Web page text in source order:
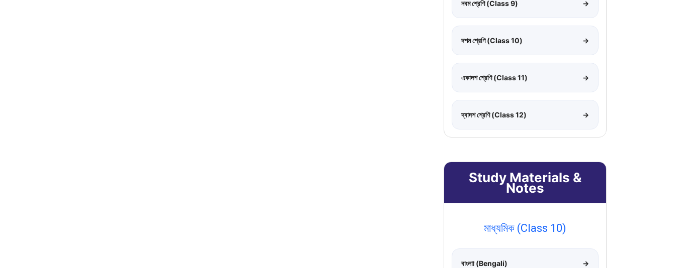
নবম শ্রেণি (Class 9) →
দশম শ্রেণি (Class 10) →
একাদশ শ্রেণি (Class 11) →
দ্বাদশ শ্রেণি (Class 12) →
Study Materials &
Notes
মাধ্যমিক (Class 10)
বাংলাা (Bengali) →